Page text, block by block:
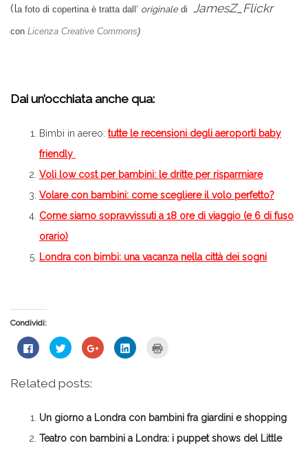
(la foto di copertina è tratta dall’ originale di JamesZ_Flickr
con Licenza Creative Commons)
Dai un’occhiata anche qua:
Bimbi in aereo: tutte le recensioni degli aeroporti baby
friendly
Voli low cost per bambini: le dritte per risparmiare
Volare con bambini: come scegliere il volo perfetto?
Come siamo sopravvissuti a 18 ore di viaggio (e 6 di fuso
orario)
Londra con bimbi: una vacanza nella città dei sogni
Condividi:
Fai
clic
su
Facebook
in
una
finestra)
Fai
clic
condividere
su
in
nuova
finestra)
Fai
clic
apre
in
nuova
finestra)
Fai
clic
in
nuova
finestra)
una
nuova
Related posts:
Un giorno a Londra con bambini fra giardini e shopping
Teatro con bambini a Londra: i puppet shows del Little